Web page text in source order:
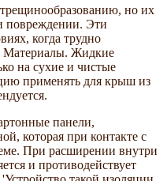
но их
повреждении. Эти
когда трудно
Материалы. Жидкие
на сухие и чистые
применять для крыш из
панели,
которая при контакте с
При расширении внутри
и противодействует